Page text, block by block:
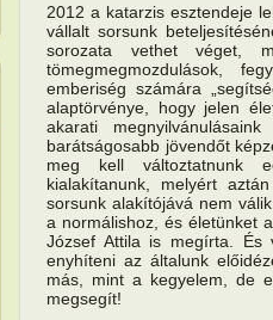
2012 a katarzis esztendeje
vállalt sorsunk
sorozata vethet véget,
tömegmegmozdulások,
emberiség számára
alaptörvénye, hogy jelen
akarati
barátságosabb jövendőt
meg kell változtatnunk
kialakítanunk, melyért
sorsunk alakítójává nem
a normálishoz, és életünket
József Attila is megírta. És
enyhíteni az általunk
más, mint a kegyelem, de
megsegít!